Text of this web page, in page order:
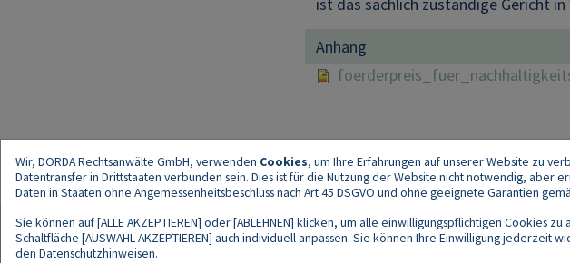
Anhang
Wir, DORDA Rechtsanwälte GmbH, verwenden Cookies, um Ihre Erfahrungen auf unserer Website zu
Datentransfer in Drittstaaten verbunden sein. Dies ist für die Nutzung der Website nicht notwendig,
Daten in Staaten ohne Angemessenheitsbeschluss nach Art 45 DSGVO und ohne geeignete Garantien
Sie können auf [ALLE AKZEPTIEREN] oder [ABLEHNEN] klicken, um alle einwilligungspflichtigen
Schaltfläche [AUSWAHL AKZEPTIEREN] auch individuell anpassen. Sie können Ihre Einwilligung
den Datenschutzhinweisen.